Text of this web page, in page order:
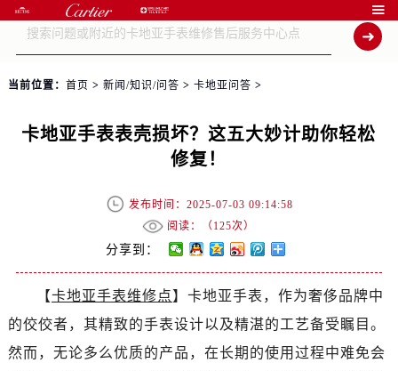

当前位置： 首页 > 新闻/知识/问答 > 卡地亚问答 >
卡地亚手表表壳损坏？这五大妙计助你轻松
修复！
发布时间：2025-07-03 09:14:58
阅读：（125次）
分享到：
【卡地亚手表维修点】卡地亚手表，作为奢侈品牌中
的佼佼者，其精致的手表设计以及精湛的工艺备受瞩目。
然而，无论多么优质的产品，在长期的使用过程中难免会